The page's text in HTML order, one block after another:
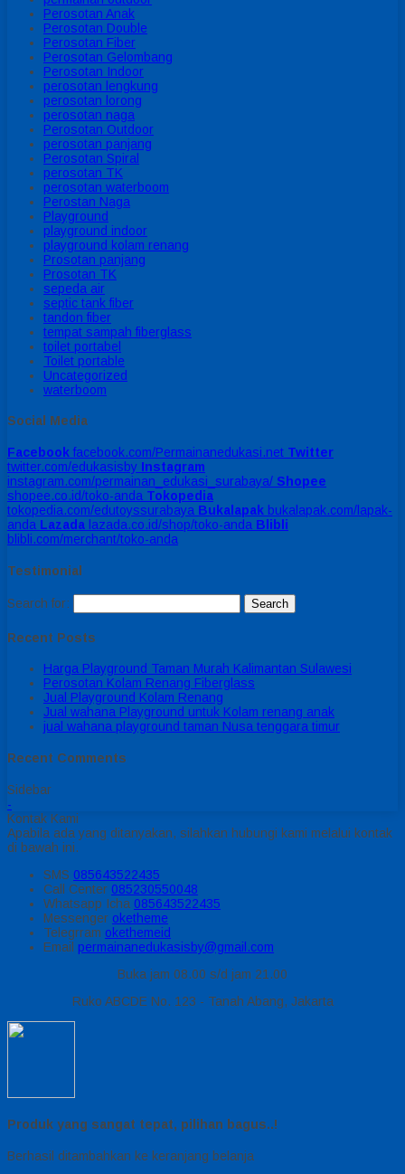
Perosotan Anak
Perosotan Double
Perosotan Fiber
Perosotan Gelombang
Perosotan Indoor
perosotan lengkung
perosotan lorong
perosotan naga
Perosotan Outdoor
perosotan panjang
Perosotan Spiral
perosotan TK
perosotan waterboom
Perostan Naga
Playground
playground indoor
playground kolam renang
Prosotan panjang
Prosotan TK
sepeda air
septic tank fiber
tandon fiber
tempat sampah fiberglass
toilet portabel
Toilet portable
Uncategorized
waterboom
Social Media
Facebook facebook.com/Permainanedukasi.net Twitter
twitter.com/edukasisby Instagram
instagram.com/permainan_edukasi_surabaya/ Shopee
shopee.co.id/toko-anda Tokopedia
tokopedia.com/edutoyssurabaya Bukalapak bukalapak.com/lapak-
anda Lazada lazada.co.id/shop/toko-anda Blibli
blibli.com/merchant/toko-anda
Testimonial
Search for:
Recent Posts
Harga Playground Taman Murah Kalimantan Sulawesi
Perosotan Kolam Renang Fiberglass
Jual Playground Kolam Renang
Jual wahana Playground untuk Kolam renang anak
jual wahana playground taman Nusa tenggara timur
Recent Comments
Sidebar
-
Kontak Kami
Apabila ada yang ditanyakan, silahkan hubungi kami melalui kontak
di bawah ini.
SMS 085643522435
Call Center 085230550048
Whatsapp Icha 085643522435
Messenger oketheme
Telegrram okethemeid
Email permainanedukasisby@gmail.com
Buka jam 08.00 s/d jam 21.00
Ruko ABCDE No. 123 - Tanah Abang, Jakarta
Produk yang sangat tepat, pilihan bagus..!
Berhasil ditambahkan ke keranjang belanja